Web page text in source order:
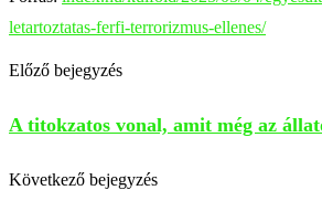
letartoztatas-ferfi-terrorizmus-ellenes/
Előző bejegyzés
A titokzatos vonal, amit még az
Következő bejegyzés